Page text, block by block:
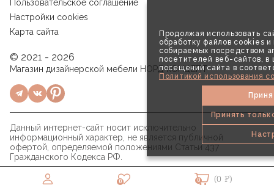
Продолжая использовать
обработку файлов cookies и
собираемых посредством
посетителей веб-сайтов, в
посещений сайта в
Политикой использования
Принять
0 0 (0 ₽)
Пользовательское соглашение
Настройки cookies
Карта сайта
© 2021 - 2026
Магазин дизайнерской мебели НОРД КОНЦЕПТ
Данный интернет-сайт носит исключительно
информационный характер, не является публичной
офертой, определяемой положениями Статьи 437
Гражданского Кодекса РФ.